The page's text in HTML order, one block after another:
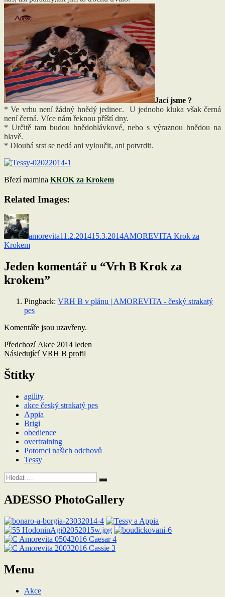
Jací jsme ?
* Ve vrhu není žádný hnědý jedinec. U jednoho kluka však černá
není černá. Více nám řeknou příští dny.
* Určitě tam budou hnědohlávkové, nebo s výraznou hnědou na
hlavě.
* Dlouhá srst se nedá ani vyloučit, ani potvrdit.
Březí mamina KROK za Krokem
Related Images:
Autor:
amorevita11.2.201415.3.2014AMOREVITA Krok za
Krokem
Jeden komentář u “Vrh B Krok za
krokem”
Pingback: VRH B v plánu | AMOREVITA - český strakatý
pes
Komentáře jsou uzavřeny.
Navigace
pro
příspěvek
Předchozí Předchozí
příspěvek:
Akce 2014 leden
Následující Následující
VRH B profil
Štítky
agility
akce český strakatý pes
Appia
Brigi
obedience
overtraining
Potomci našich odchovů
Tessy
Hledat:
Hledání
ADESSO PhotoGallery
Menu
Akce